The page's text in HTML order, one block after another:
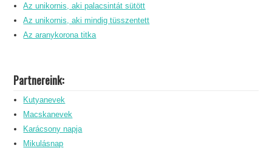
Az unikornis, aki palacsintát sütött
Az unikornis, aki mindig tüsszentett
Az aranykorona titka
Partnereink:
Kutyanevek
Macskanevek
Karácsony napja
Mikulásnap